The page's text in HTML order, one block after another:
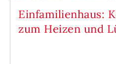
Einfamilienhaus:
zum Heizen und